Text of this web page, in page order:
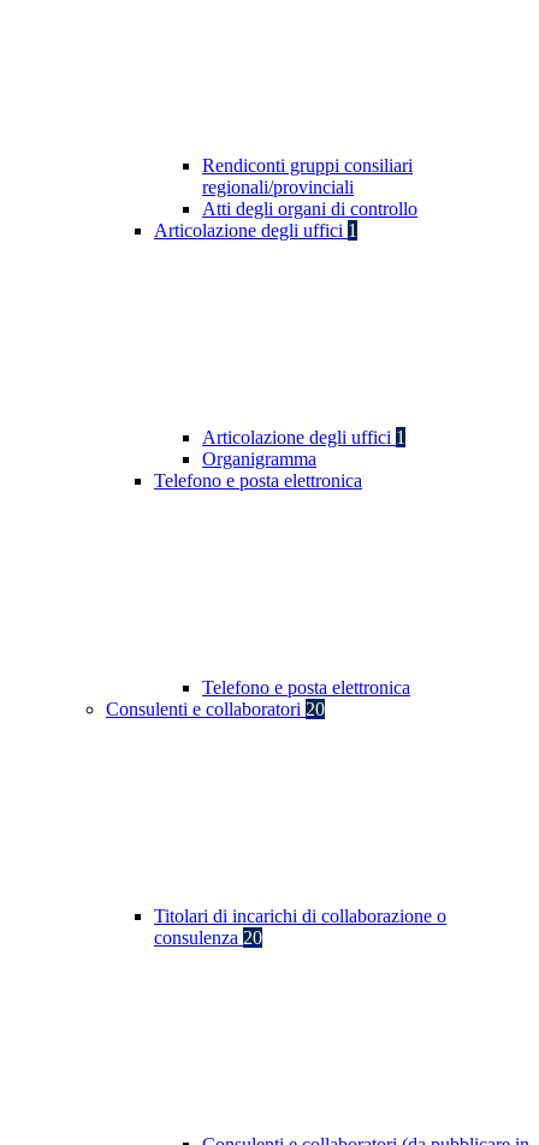
Rendiconti gruppi consiliari
regionali/provinciali
Atti degli organi di controllo
Articolazione degli uffici 1
Articolazione degli uffici 1
Organigramma
Telefono e posta elettronica
Telefono e posta elettronica
Consulenti e collaboratori 20
Titolari di incarichi di collaborazione o
consulenza 20